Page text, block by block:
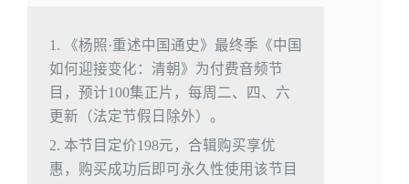
1. 《杨照·重述中国通史》最终季《中国
如何迎接变化：清朝》为付费音频节
目，预计100集正片，每周二、四、六
更新（法定节假日除外）。
2. 本节目定价198元，合辑购买享优
惠，购买成功后即可永久性使用该节目